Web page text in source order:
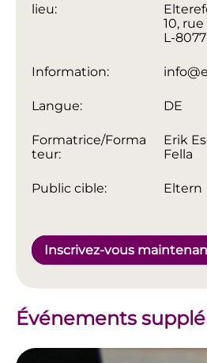
lieu:
10,
L-
Information:
Langue: DE
Formatrice/Forma
teur:
Erik
Fella
Public cible: Eltern
Inscrivez-vous
Événements